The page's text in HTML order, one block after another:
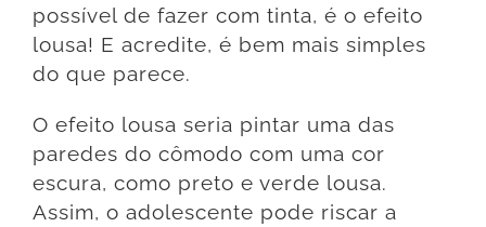
possível de fazer com tinta, é o efeito
lousa! E acredite, é bem mais simples
do que parece.
O efeito lousa seria pintar uma das
paredes do cômodo com uma cor
escura, como preto e verde lousa.
Assim, o adolescente pode riscar a